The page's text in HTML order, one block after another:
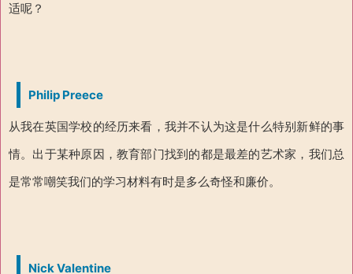
适呢？
Philip Preece
从我在英国学校的经历来看，我并不认为这是什么特别新鲜的事
情。出于某种原因，教育部门找到的都是最差的艺术家，我们总
是常常嘲笑我们的学习材料有时是多么奇怪和廉价。
Nick Valentine